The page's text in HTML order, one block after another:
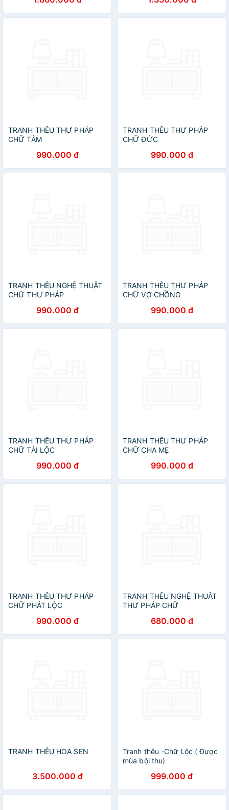
TRANH THÊU THƯ PHÁP
CHỮ TÂM
990.000 đ
TRANH THÊU THƯ PHÁP
CHỮ ĐỨC
990.000 đ
TRANH THÊU NGHỆ THUẬT
CHỮ THƯ PHÁP
990.000 đ
TRANH THÊU THƯ PHÁP
CHỮ VỢ CHỒNG
990.000 đ
TRANH THÊU THƯ PHÁP
CHỮ TÀI LỘC
990.000 đ
TRANH THÊU THƯ PHÁP
CHỮ CHA MẸ
990.000 đ
TRANH THÊU THƯ PHÁP
CHỮ PHÁT LỘC
990.000 đ
TRANH THÊU NGHỆ THUÂT
THƯ PHÁP CHỮ
680.000 đ
TRANH THÊU HOA SEN
3.500.000 đ
Tranh thêu -Chữ Lộc ( Được
mùa bội thu)
999.000 đ